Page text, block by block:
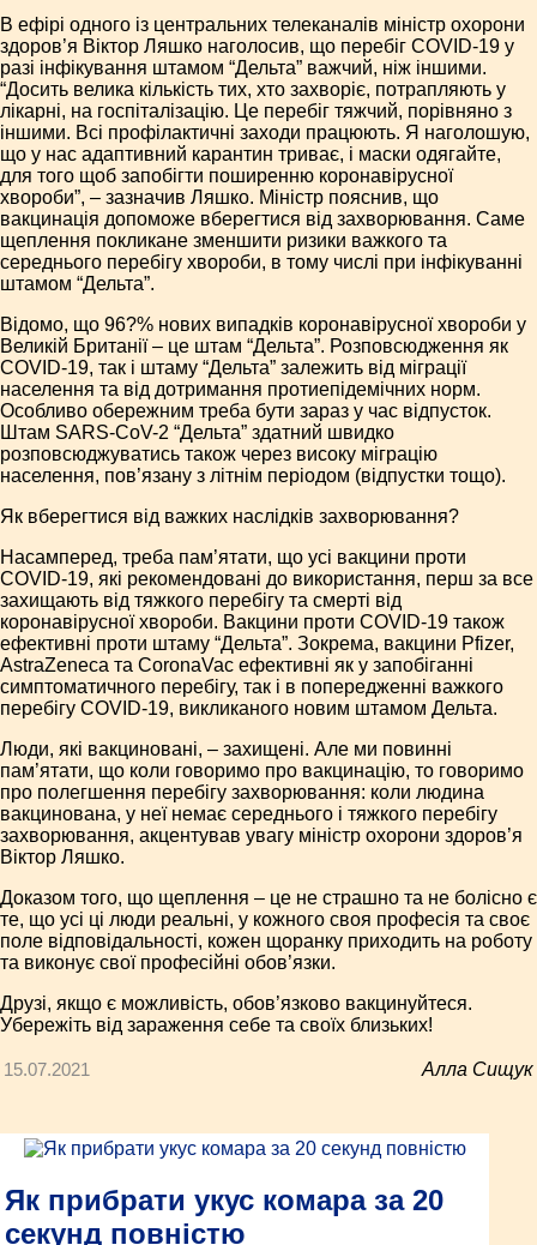
В ефірі одного із центральних телеканалів міністр охорони
здоров’я Віктор Ляшко наголосив, що перебіг COVID-19 у
разі інфікування штамом “Дельта” важчий, ніж іншими.
“Досить велика кількість тих, хто захворіє, потрапляють у
лікарні, на госпіталізацію. Це перебіг тяжчий, порівняно з
іншими. Всі профілактичні заходи працюють. Я наголошую,
що у нас адаптивний карантин триває, і маски одягайте,
для того щоб запобігти поширенню коронавірусної
хвороби”, – зазначив Ляшко. Міністр пояснив, що
вакцинація допоможе вберегтися від захворювання. Саме
щеплення покликане зменшити ризики важкого та
середнього перебігу хвороби, в тому числі при інфікуванні
штамом “Дельта”.
Відомо, що 96?% нових випадків коронавірусної хвороби у
Великій Британії – це штам “Дельта”. Розповсюдження як
COVID-19, так і штаму “Дельта” залежить від міграції
населення та від дотримання протиепідемічних норм.
Особливо обережним треба бути зараз у час відпусток.
Штам SARS-CoV-2 “Дельта” здатний швидко
розповсюджуватись також через високу міграцію
населення, пов’язану з літнім періодом (відпустки тощо).
Як вберегтися від важких наслідків захворювання?
Насамперед, треба пам’ятати, що усі вакцини проти
COVID-19, які рекомендовані до використання, перш за все
захищають від тяжкого перебігу та смерті від
коронавірусної хвороби. Вакцини проти COVID-19 також
ефективні проти штаму “Дельта”. Зокрема, вакцини Pfizer,
AstraZeneca та CoronaVac ефективні як у запобіганні
симптоматичного перебігу, так і в попередженні важкого
перебігу COVID-19, викликаного новим штамом Дельта.
Люди, які вакциновані, – захищені. Але ми повинні
пам’ятати, що коли говоримо про вакцинацію, то говоримо
про полегшення перебігу захворювання: коли людина
вакцинована, у неї немає середнього і тяжкого перебігу
захворювання, акцентував увагу міністр охорони здоров’я
Віктор Ляшко.
Доказом того, що щеплення – це не страшно та не болісно є
те, що усі ці люди реальні, у кожного своя професія та своє
поле відповідальності, кожен щоранку приходить на роботу
та виконує свої професійні обов’язки.
Друзі, якщо є можливість, обов’язково вакцинуйтеся.
Убережіть від зараження себе та своїх близьких!
15.07.2021 Алла Сищук
Як прибрати укус комара за 20
секунд повністю